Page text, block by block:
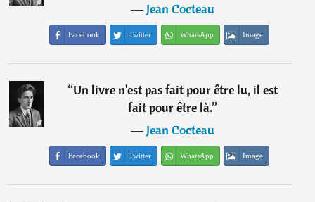
―Jean Cocteau
Facebook Twitter WhatsApp Image
“Un livre n'est pas fait pour être lu, il est
fait pour être là.”
―Jean Cocteau
Facebook Twitter WhatsApp Image